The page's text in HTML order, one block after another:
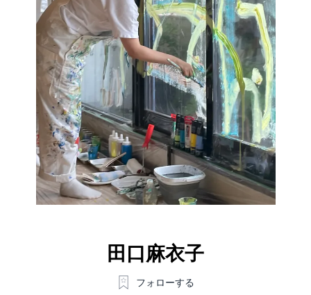
田口麻衣子
フォローする